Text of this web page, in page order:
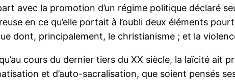
avec la promotion d’un régime politique déclaré
en ce qu’elle portait à l’oubli deux éléments
dont, principalement, le christianisme ; et la
cours du dernier tiers du XX siècle, la laïcité
et d’auto-sacralisation, que soient pensés